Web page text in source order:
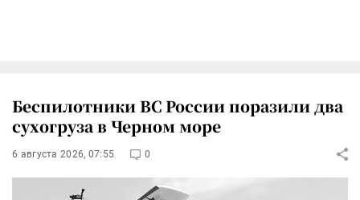
Беспилотники ВС России поразили два
сухогруза в Черном море
6 августа 2026, 07:55 0